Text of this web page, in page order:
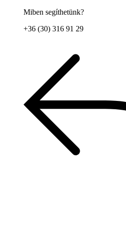
Miben segíthetünk?
+36 (30) 316 91 29